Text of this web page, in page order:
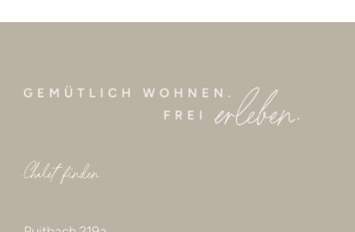
Chalet finden